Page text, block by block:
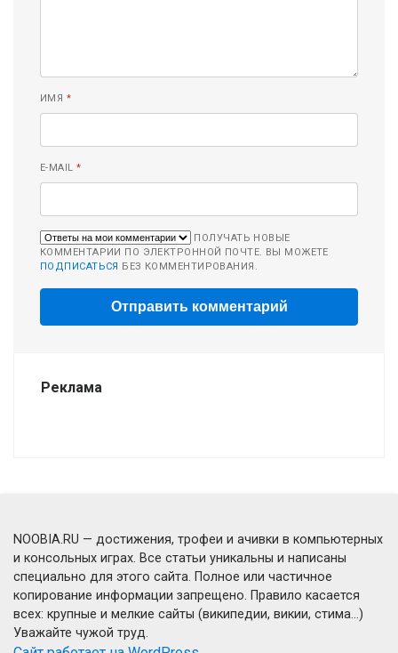
ИМЯ *
E-MAIL*
ПОЛУЧАТЬ НОВЫЕ
КОММЕНТАРИИ ПО ЭЛЕКТРОННОЙ ПОЧТЕ. ВЫ МОЖЕТЕ
ПОДПИСАТЬСЯ БЕЗ КОММЕНТИРОВАНИЯ.
Реклама
NOOBIA.RU — достижения, трофеи и ачивки в компьютерных
и консольных играх. Все статьи уникальны и написаны
специально для этого сайта. Полное или частичное
копирование информации запрещено. Правило касается
всех: крупные и мелкие сайты (википедии, викии, стима...)
Уважайте чужой труд.